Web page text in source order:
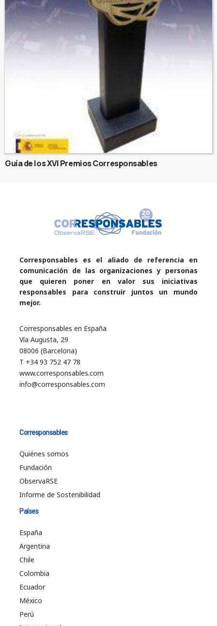
Guía de los XVI Premios Corresponsables
Corresponsables es el aliado de referencia en
comunicación de las organizaciones y personas
que quieren poner en valor sus iniciativas
responsables para construir juntos un mundo
mejor.
Corresponsables en España
Vía Augusta, 29
08006 (Barcelona)
T +34 93 752 47 78
www.corresponsables.com
info@corresponsables.com
Corresponsables
Quiénes somos
Fundación
ObservaRSE
Informe de Sostenibilidad
Países
España
Argentina
Chile
Colombia
Ecuador
México
Perú